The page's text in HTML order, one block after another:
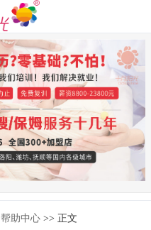
帮助中心 >> 正文